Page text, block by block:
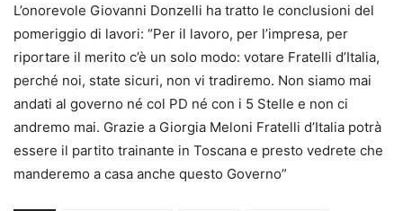
L’onorevole Giovanni Donzelli ha tratto le conclusioni del
pomeriggio di lavori: “Per il lavoro, per l’impresa, per
riportare il merito c’è un solo modo: votare Fratelli d’Italia,
perché noi, state sicuri, non vi tradiremo. Non siamo mai
andati al governo né col PD né con i 5 Stelle e non ci
andremo mai. Grazie a Giorgia Meloni Fratelli d’Italia potrà
essere il partito trainante in Toscana e presto vedrete che
manderemo a casa anche questo Governo”